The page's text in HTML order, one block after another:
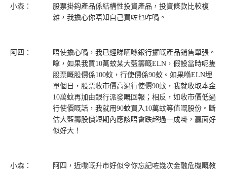
小森：
股票掛鈎產品係結構性投資產品，投資條款比較複
雜，我擔心你唔知自己買咗乜咋喎。
阿四：
唔使擔心喎，我已經睇晒喺銀行攞嘅產品銷售單張。
嗱，如果我買10萬蚊某大藍籌嘅ELN，假設當時呢隻
股票嘅股價係100蚊，行使價係90蚊。如果喺ELN埋
單個日，股票收市價高過行使價90蚊，我就收取本金
10萬蚊再加由銀行派發嘅回報；相反，如收市價低過
行使價嘅話，我就用90蚊買入10萬蚊等值嘅股份。斷
估大藍籌股價短期內應該唔會跌超過一成啩，贏面好
似好大！
小森：
阿四，近嚟嘅升市好似令你忘記咗幾次金融危機嘅教